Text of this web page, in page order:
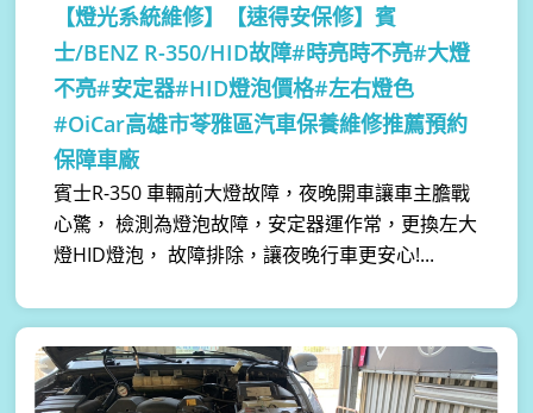
【燈光系統維修】
【速得安保修】賓
士/BENZ R-350/HID故障#時亮時不亮#大燈
不亮#安定器#HID燈泡價格#左右燈色
#OiCar高雄市苓雅區汽車保養維修推薦預約
保障車廠
賓士R-350 車輛前大燈故障，夜晚開車讓車主膽戰
心驚， 檢測為燈泡故障，安定器運作常，更換左大
燈HID燈泡， 故障排除，讓夜晚行車更安心!...